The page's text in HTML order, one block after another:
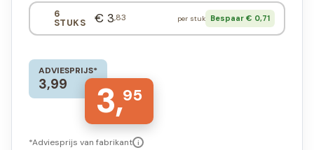
6
STUKS € 3,83 per stuk Bespaar € 0,71
ADVIESPRIJS*
3,99 3,95
*Adviesprijs van fabrikant i